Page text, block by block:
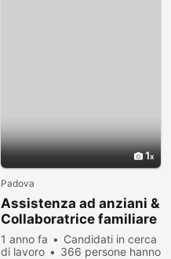
1
Padova
Assistenza ad anziani &
Collaboratrice familiare
1 anno fa
Candidati in cerca
di lavoro
366 persone hanno